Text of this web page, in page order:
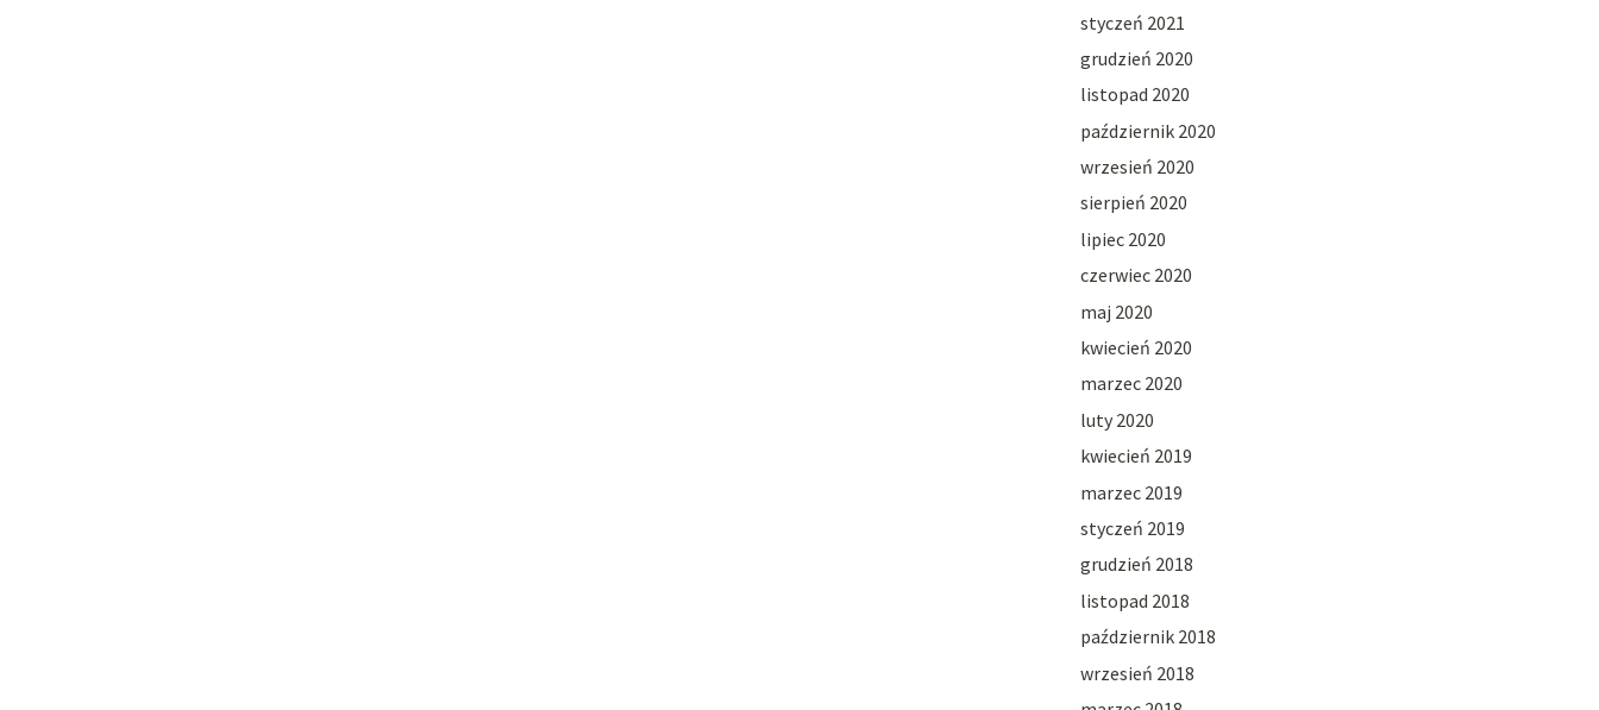
styczeń 2021
grudzień 2020
listopad 2020
październik 2020
wrzesień 2020
sierpień 2020
lipiec 2020
czerwiec 2020
maj 2020
kwiecień 2020
marzec 2020
luty 2020
kwiecień 2019
marzec 2019
styczeń 2019
grudzień 2018
listopad 2018
październik 2018
wrzesień 2018